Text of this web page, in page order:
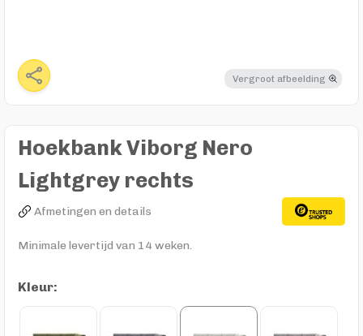
Vergroot afbeelding
Hoekbank Viborg Nero
Lightgrey rechts
Afmetingen en details
Minimale levertijd van 14 weken.
Kleur: